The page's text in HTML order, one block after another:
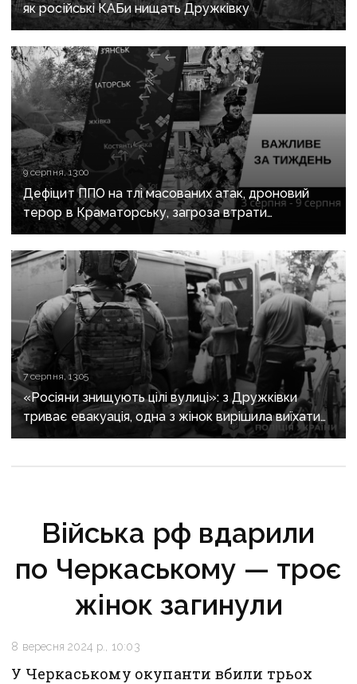
як російські КАБи нищать Дружківку
9 серпня, 13:00
Дефіцит ППО на тлі масованих атак, дроновий
терор в Краматорську, загроза втрати
Костянтинівки та прощання з Олексієм Юковим:
важливе за тиждень
7 серпня, 13:05
«Росіяни знищують цілі вулиці»: з Дружківки
триває евакуація, одна з жінок вирішила виїхати
після загибелі чоловіка
Війська рф вдарили
по Черкаському — троє
жінок загинули
8 вересня 2024 р., 10:03
У Черкаському окупанти вбили трьох